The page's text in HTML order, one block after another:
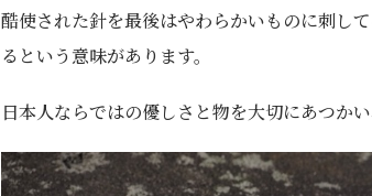
酷使された針を最後はやわらかいものに刺し
るという意味があります。
日本人ならではの優しさと物を大切にあつか